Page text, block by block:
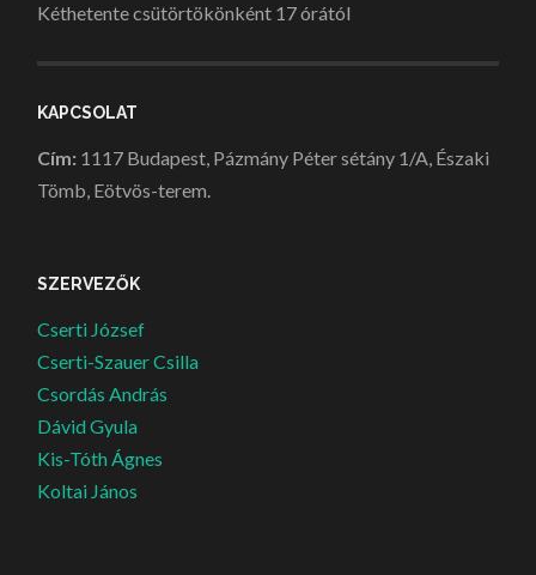
Kéthetente csütörtökönként 17 órától
KAPCSOLAT
Cím: 1117 Budapest, Pázmány Péter sétány 1/A, Északi
Tömb, Eötvös-terem.
SZERVEZŐK
Cserti József
Cserti-Szauer Csilla
Csordás András
Dávid Gyula
Kis-Tóth Ágnes
Koltai János